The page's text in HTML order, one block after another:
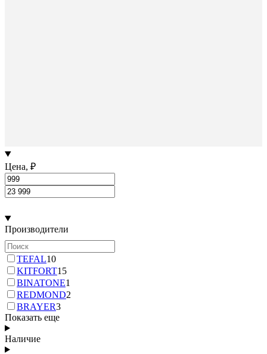
Цена, ₽
Производители
TEFAL10
KITFORT15
BINATONE1
REDMOND2
BRAYER3
Показать еще
Наличие